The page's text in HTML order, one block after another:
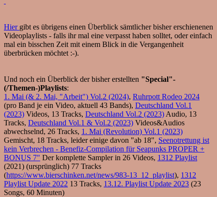
Hier gibt es übrigens einen Überblick sämtlicher bisher erschienenen
Videoplaylists - falls ihr mal eine verpasst haben solltet, oder einfach
mal ein bisschen Zeit mit einem Blick in die Vergangenheit
überbrücken möchtet :-).
Und noch ein Überblick der bisher erstellten "Special"-
(/Themen-)Playlists:
1. Mai (& 2. Mai, "Arbeit") Vol.2 (2024), Ruhrpott Rodeo 2024
(pro Band je ein Video, aktuell 43 Bands), Deutschland Vol.1
(2023) Videos, 13 Tracks, Deutschland Vol.2 (2023) Audio, 13
Tracks, Deutschland Vol.1 & Vol.2 (2023) Videos&Audios
abwechselnd, 26 Tracks, 1. Mai (Revolution) Vol.1 (2023)
Gemischt, 18 Tracks, leider einige davon "ab 18", Seenotrettung ist
kein Verbrechen - Benefiz-Compilation für Seapunks PROPER +
BONUS 7" Der komplette Sampler in 26 Videos, 1312 Playlist
(2021) (ursprünglich) 77 Tracks
(https://www.bierschinken.net/news/983-13_12_playlist), 1312
Playlist Update 2022 13 Tracks, 13.12. Playlist Update 2023 (23
Songs, 60 Minuten)